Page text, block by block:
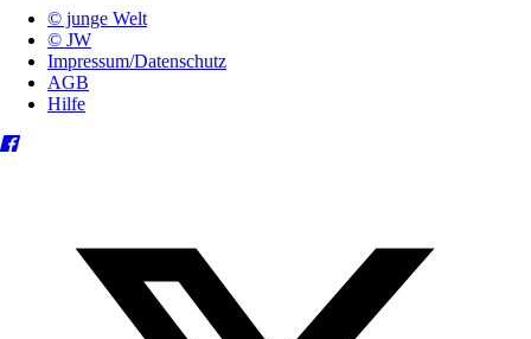
© junge Welt
© JW
Impressum/Datenschutz
AGB
Hilfe